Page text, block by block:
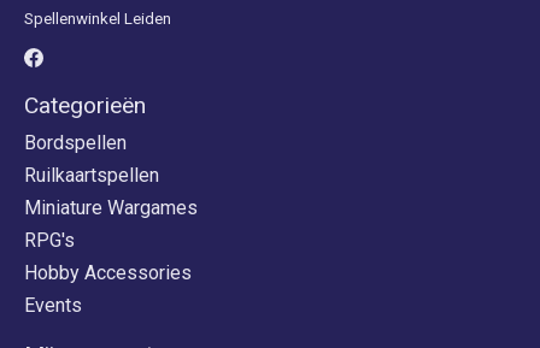
Spellenwinkel Leiden
Categorieën
Bordspellen
Ruilkaartspellen
Miniature Wargames
RPG's
Hobby Accessories
Events